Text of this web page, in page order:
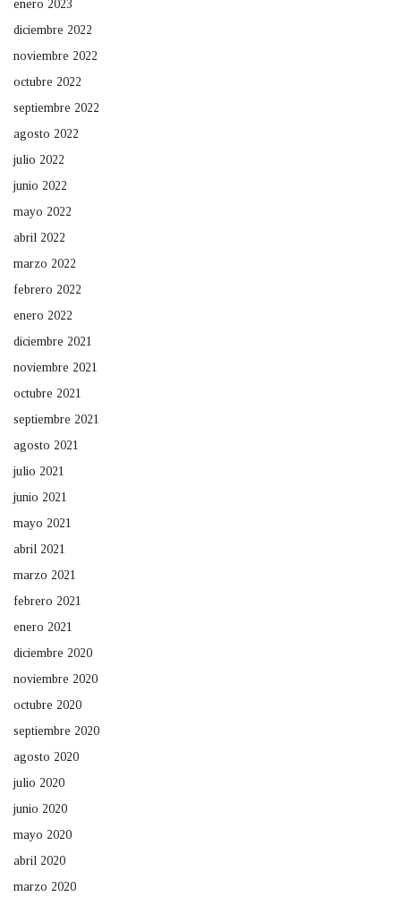
enero 2023
diciembre 2022
noviembre 2022
octubre 2022
septiembre 2022
agosto 2022
julio 2022
junio 2022
mayo 2022
abril 2022
marzo 2022
febrero 2022
enero 2022
diciembre 2021
noviembre 2021
octubre 2021
septiembre 2021
agosto 2021
julio 2021
junio 2021
mayo 2021
abril 2021
marzo 2021
febrero 2021
enero 2021
diciembre 2020
noviembre 2020
octubre 2020
septiembre 2020
agosto 2020
julio 2020
junio 2020
mayo 2020
abril 2020
marzo 2020